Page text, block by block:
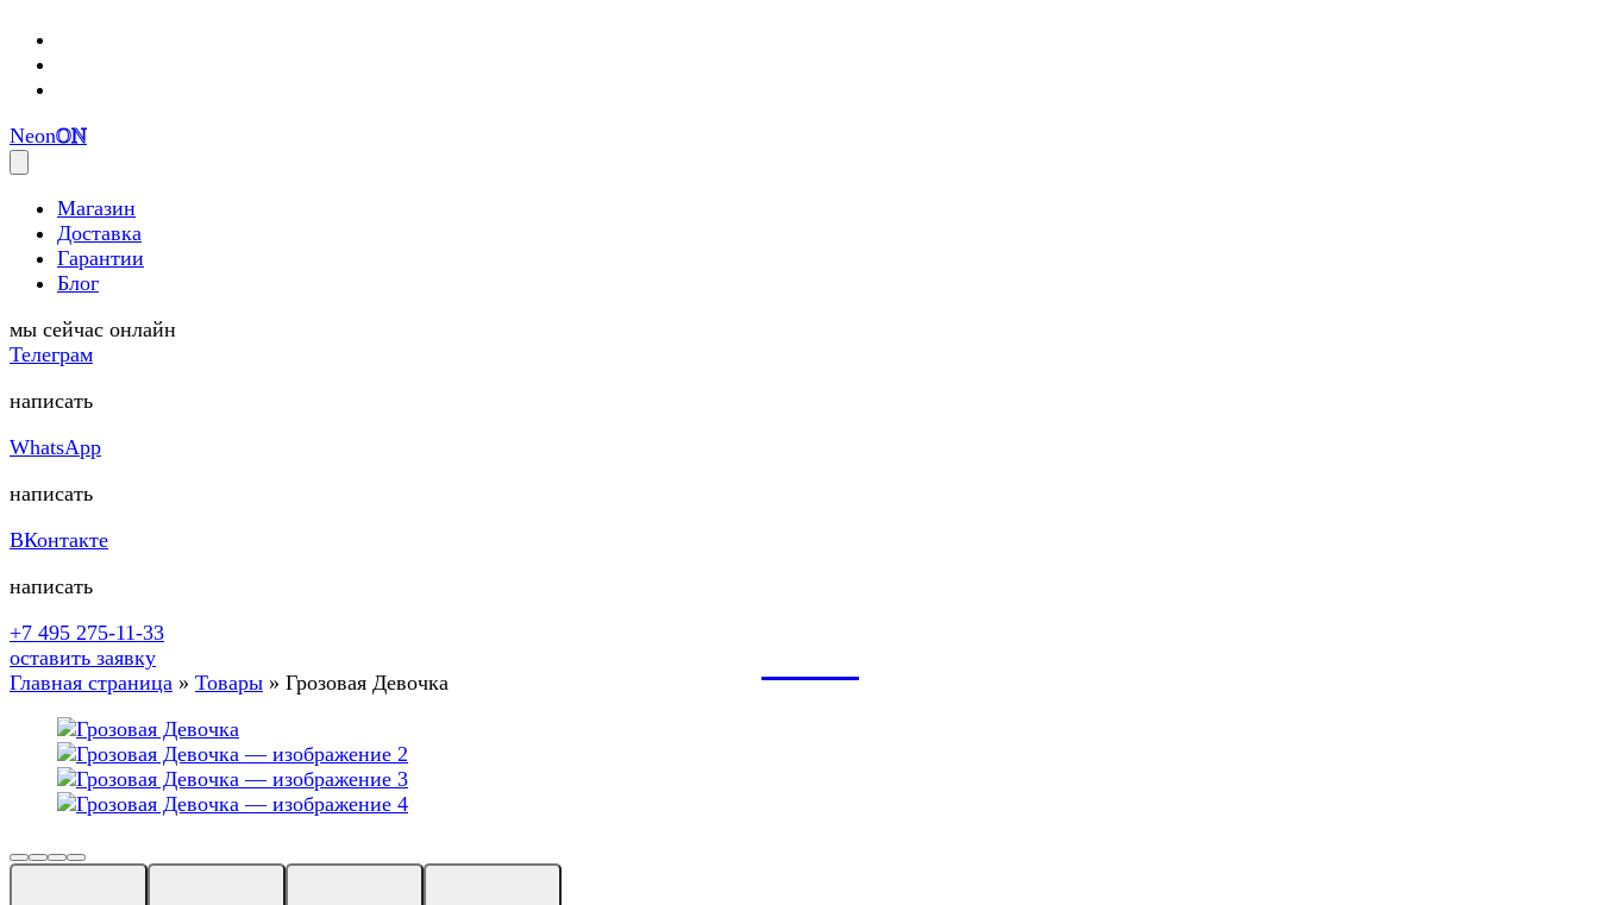
NeonON
Магазин
Доставка
Гарантии
Блог
мы сейчас онлайн
Телеграм
написать
WhatsApp
написать
ВКонтакте
написать
+7 495 275-11-33
оставить заявку
Главная страница » Товары » Грозовая Девочка